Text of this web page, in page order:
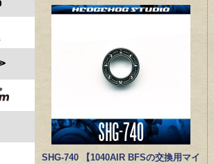
SHG-740 【1040AIR BFSの交換用マイ